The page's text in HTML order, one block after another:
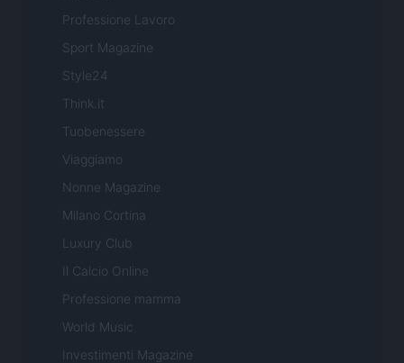
Professione Lavoro
Sport Magazine
Style24
Think.it
Tuobenessere
Viaggiamo
Nonne Magazine
Milano Cortina
Luxury Club
Il Calcio Online
Professione mamma
World Music
Investimenti Magazine